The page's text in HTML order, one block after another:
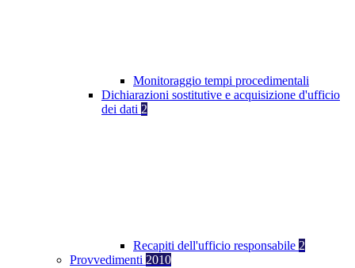
Monitoraggio tempi procedimentali
Dichiarazioni sostitutive e acquisizione d'ufficio
dei dati 2
Recapiti dell'ufficio responsabile 2
Provvedimenti 2010